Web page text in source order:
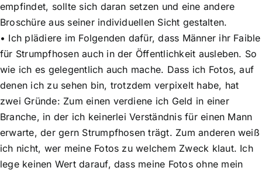
empfindet, sollte sich daran setzen und eine andere
Broschüre aus seiner individuellen Sicht gestalten.
• Ich plädiere im Folgenden dafür, dass Männer ihr Faible
für Strumpfhosen auch in der Öffentlichkeit ausleben. So
wie ich es gelegentlich auch mache. Dass ich Fotos, auf
denen ich zu sehen bin, trotzdem verpixelt habe, hat
zwei Gründe: Zum einen verdiene ich Geld in einer
Branche, in der ich keinerlei Verständnis für einen Mann
erwarte, der gern Strumpfhosen trägt. Zum anderen weiß
ich nicht, wer meine Fotos zu welchem Zweck klaut. Ich
lege keinen Wert darauf, dass meine Fotos ohne mein